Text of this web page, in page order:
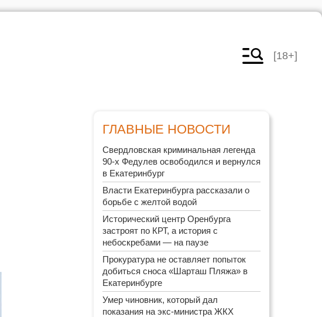
[18+]
ГЛАВНЫЕ НОВОСТИ
Свердловская криминальная легенда
90-х Федулев освободился и вернулся
в Екатеринбург
Власти Екатеринбурга рассказали о
борьбе с желтой водой
Исторический центр Оренбурга
застроят по КРТ, а история с
небоскребами — на паузе
Прокуратура не оставляет попыток
добиться сноса «Шарташ Пляжа» в
Екатеринбурге
Умер чиновник, который дал
показания на экс-министра ЖКХ